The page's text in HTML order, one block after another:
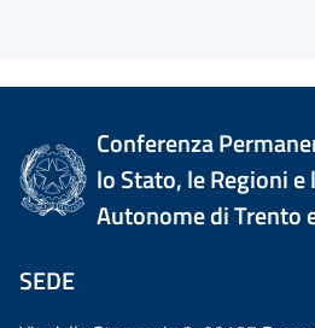
Conferenza
lo Stato, le Regioni
Autonome di Trento
SEDE